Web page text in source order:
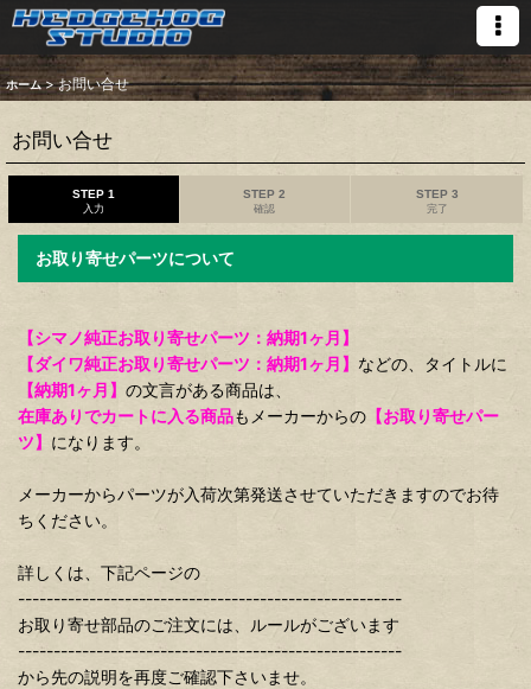
ホーム > お問い合せ
お問い合せ
STEP 1
入力
STEP 2
確認
STEP 3
完了
お取り寄せパーツについて
【シマノ純正お取り寄せパーツ：納期1ヶ月】
【ダイワ純正お取り寄せパーツ：納期1ヶ月】 などの、タイトルに
【納期1ヶ月】 の文言がある商品は、
在庫ありでカートに入る商品もメーカーからの 【お取り寄せパー
ツ】 になります。
メーカーからパーツが入荷次第発送させていただきますのでお待
ちください。
詳しくは、下記ページの
------------------------------------------------------
お取り寄せ部品のご注文には、ルールがございます
------------------------------------------------------
から先の説明を再度ご確認下さいませ。